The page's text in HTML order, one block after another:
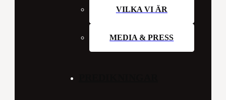
VILKA VI ÄR
MEDIA & PRESS